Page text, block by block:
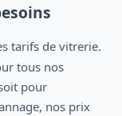
tous nos
pour
nos prix